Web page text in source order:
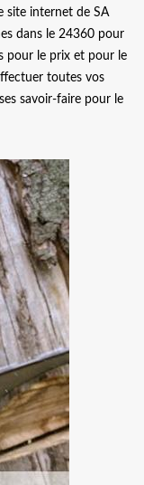
site internet de SA
dans le 24360 pour
pour le prix et pour le
toutes vos
savoir-faire pour le